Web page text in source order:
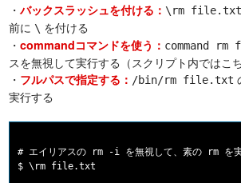
・バックスラッシュを付ける： \rm file.txt
前に \ を付ける
・commandコマンドを使う： command
スを無視して実行する（スクリプト内ではこ
・ フルパスで指定する： /bin/rm file.txt
実行する
# エイリアスの rm -i を無視して、素の rm を
$ \rm file.txt